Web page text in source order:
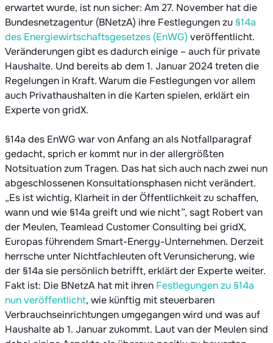
erwartet wurde, ist nun sicher: Am 27. November hat die
Bundesnetzagentur (BNetzA) ihre Festlegungen zu §14a
des Energiewirtschaftsgesetzes (EnWG) veröffentlicht.
Veränderungen gibt es dadurch einige – auch für private
Haushalte. Und bereits ab dem 1. Januar 2024 treten die
Regelungen in Kraft. Warum die Festlegungen vor allem
auch Privathaushalten in die Karten spielen, erklärt ein
Experte von gridX.
§14a des EnWG war von Anfang an als Notfallparagraf
gedacht, sprich er kommt nur in der allergrößten
Notsituation zum Tragen. Das hat sich auch nach zwei nun
abgeschlossenen Konsultationsphasen nicht verändert.
„Es ist wichtig, Klarheit in der Öffentlichkeit zu schaffen,
wann und wie §14a greift und wie nicht”, sagt Robert van
der Meulen, Teamlead Customer Consulting bei gridX,
Europas führendem Smart-Energy-Unternehmen. Derzeit
herrsche unter Nichtfachleuten oft Verunsicherung, wie
der §14a sie persönlich betrifft, erklärt der Experte weiter.
Fakt ist: Die BNetzA hat mit ihren Festlegungen zu §14a
nun veröffentlicht, wie künftig mit steuerbaren
Verbrauchseinrichtungen umgegangen wird und was auf
Haushalte ab 1. Januar zukommt. Laut van der Meulen sind